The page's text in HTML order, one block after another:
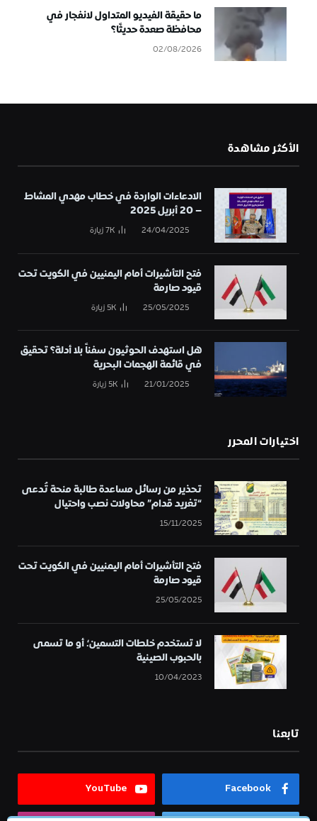
ما حقيقة الفيديو المتداول لانفجار في
محافظة صعدة حديثًا؟
02/08/2026
الأكثر مشاهدة
الادعاءات الواردة في خطاب مهدي المشاط
– 20 أبريل 2025
24/04/2025
7Kزيارة
فتح التأشيرات أمام اليمنيين في الكويت تحت
قيود صارمة
25/05/2025
5Kزيارة
هل استهدف الحوثيون سفناً بلا أدلة؟ تحقيق
في قائمة الهجمات البحرية
21/01/2025
5Kزيارة
اختيارات المحرر
تحذير من رسائل مساعدة طالبة منحة تُدعى
“تغريد قدام” محاولات نصب واحتيال
15/11/2025
فتح التأشيرات أمام اليمنيين في الكويت تحت
قيود صارمة
25/05/2025
لا تستخدم خلطات التسمين؛ أو ما تسمى
بالحبوب الصينية
10/04/2023
تابعنا
Facebook
YouTube